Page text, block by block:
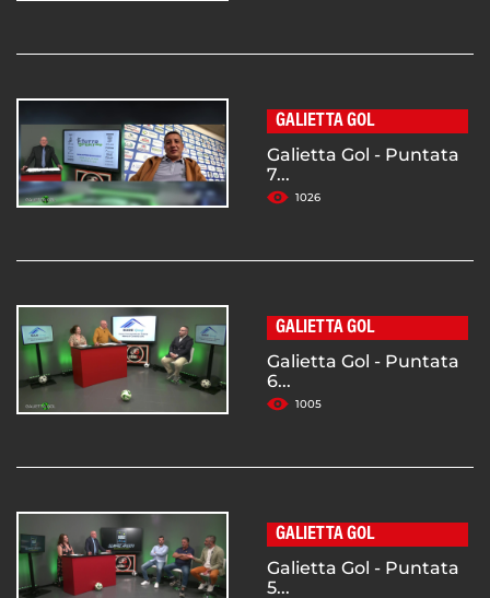
GALIETTA GOL
Galietta Gol - Puntata
7...
1026
GALIETTA GOL
Galietta Gol - Puntata
6...
1005
GALIETTA GOL
Galietta Gol - Puntata
5...